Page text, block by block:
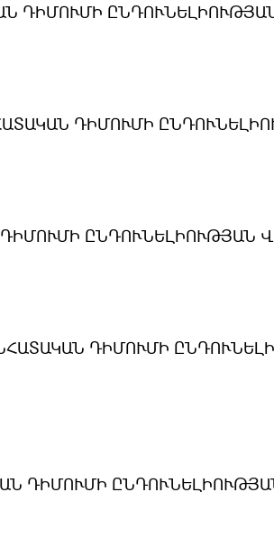
ԴԻՄՈՒՄԻ
ԴԻՄՈՒՄԻ
ԸՆԴՈՒՆԵԼԻՈՒԹՅԱՆ
ԴԻՄՈՒՄԻ
ԴԻՄՈՒՄԻ